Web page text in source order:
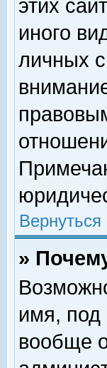
этих
иного
личных
Вернуться
»
имя, под
вообще